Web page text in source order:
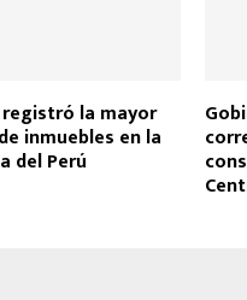
la mayor
inmuebles en la
del Perú